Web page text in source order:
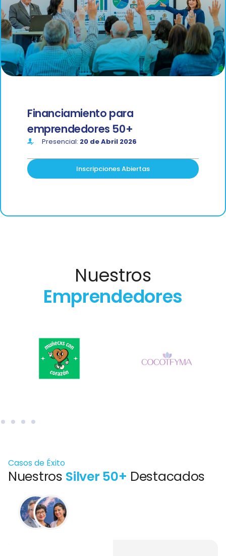
Financiamiento para
emprendedores 50+
Presencial: 20 de Abril 2026
Inscripciones Abiertas
Nuestros
Emprendedores
Casos de Éxito
Nuestros Silver 50+ Destacados